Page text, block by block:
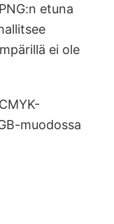
etuna
ei ole
muodossa